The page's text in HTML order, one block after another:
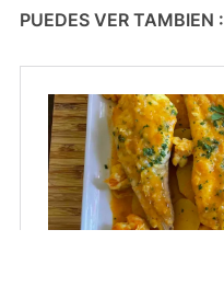
PUEDES VER TAMBIEN :